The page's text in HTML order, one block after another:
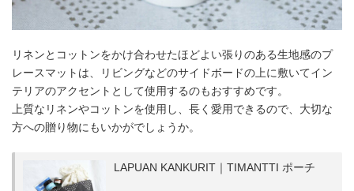
リネンとコットンをかけ合わせたほどよい張りのある生地感のプ
レースマットは、リビングなどのサイドボードの上に敷いてイン
テリアのアクセントとして使用するのもおすすめです。
上質なリネンやコットンを使用し、長く愛用できるので、大切な
方への贈り物にもいかがでしょうか。
LAPUAN KANKURIT｜TIMANTTI ポーチ